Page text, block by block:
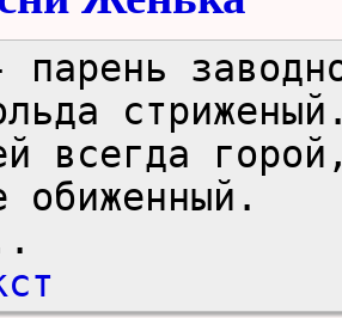
парень
всегда
обиженный.